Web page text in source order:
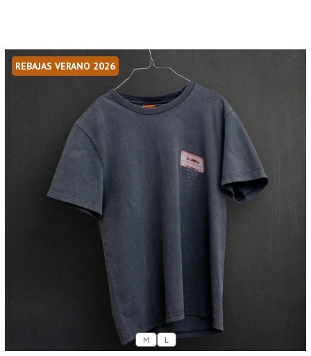
REBAJAS VERANO 2026
M L